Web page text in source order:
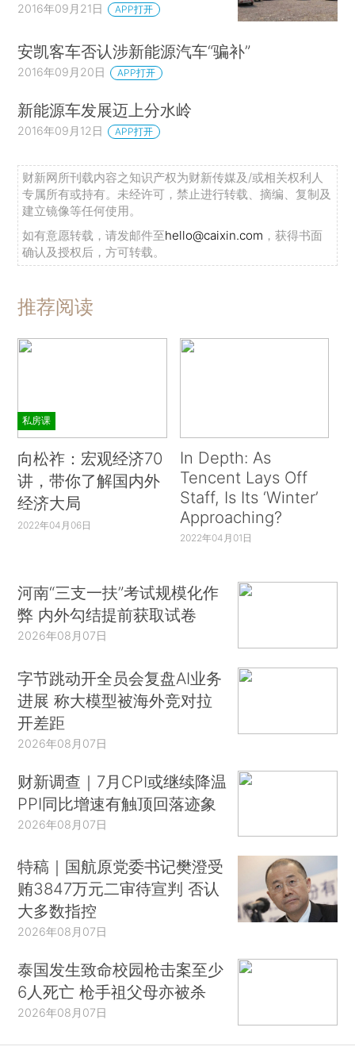
2016年09月21日 APP打开
安凯客车否认涉新能源汽车“骗补”
2016年09月20日 APP打开
新能源车发展迈上分水岭
2016年09月12日 APP打开
财新网所刊载内容之知识产权为财新传媒及/或相关权利人
专属所有或持有。未经许可，禁止进行转载、摘编、复制及
建立镜像等任何使用。
如有意愿转载，请发邮件至hello@caixin.com ，获得书面
确认及授权后，方可转载。
推荐阅读
私房课
向松祚：宏观经济70
讲，带你了解国内外
经济大局
2022年04月06日
In Depth: As
Tencent Lays Off
Staff, Is Its ‘Winter’
Approaching?
2022年04月01日
河南“三支一扶”考试规模化作
弊 内外勾结提前获取试卷
2026年08月07日
字节跳动开全员会复盘AI业务
进展 称大模型被海外竞对拉
开差距
2026年08月07日
财新调查｜7月CPI或继续降温
PPI同比增速有触顶回落迹象
2026年08月07日
特稿｜国航原党委书记樊澄受
贿3847万元二审待宣判 否认
大多数指控
2026年08月07日
泰国发生致命校园枪击案至少
6人死亡 枪手祖父母亦被杀
2026年08月07日